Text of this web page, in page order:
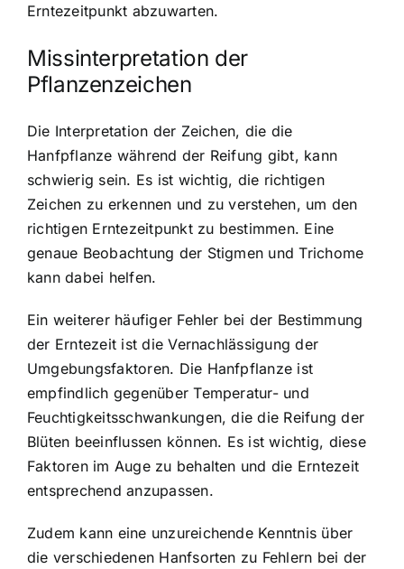
Erntezeitpunkt abzuwarten.
Missinterpretation der
Pflanzenzeichen
Die Interpretation der Zeichen, die die
Hanfpflanze während der Reifung gibt, kann
schwierig sein. Es ist wichtig, die richtigen
Zeichen zu erkennen und zu verstehen, um den
richtigen Erntezeitpunkt zu bestimmen. Eine
genaue Beobachtung der Stigmen und Trichome
kann dabei helfen.
Ein weiterer häufiger Fehler bei der Bestimmung
der Erntezeit ist die Vernachlässigung der
Umgebungsfaktoren. Die Hanfpflanze ist
empfindlich gegenüber Temperatur- und
Feuchtigkeitsschwankungen, die die Reifung der
Blüten beeinflussen können. Es ist wichtig, diese
Faktoren im Auge zu behalten und die Erntezeit
entsprechend anzupassen.
Zudem kann eine unzureichende Kenntnis über
die verschiedenen Hanfsorten zu Fehlern bei der